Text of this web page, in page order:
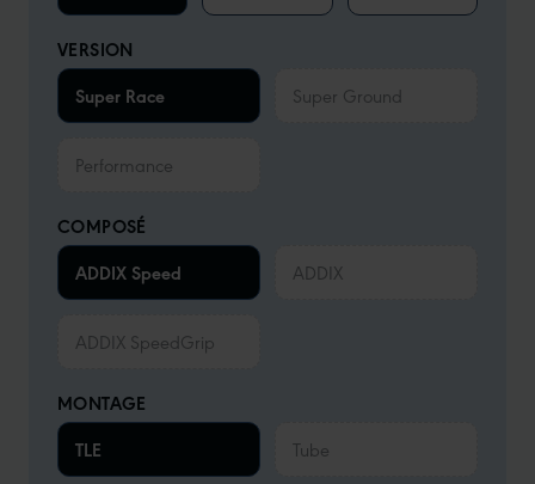
VERSION
Super Race
Super Ground
Performance
COMPOSÉ
ADDIX Speed
ADDIX
ADDIX SpeedGrip
MONTAGE
TLE
Tube